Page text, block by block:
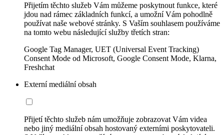
Přijetím těchto služeb Vám můžeme poskytnout funkce, které
jdou nad rámec základních funkcí, a umožní Vám pohodlně
používat naše webové stránky. S Vaším souhlasem používáme
na tomto webu následující služby třetích stran:
Google Tag Manager, UET (Universal Event Tracking)
Consent Mode od Microsoft, Google Consent Mode, Klarna,
Freshchat
Externí mediální obsah
Přijetí těchto služeb nám umožňuje zobrazovat Vám videa
nebo jiný mediální obsah hostovaný externími poskytovateli.